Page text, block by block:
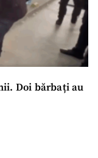
Doi bărbați au